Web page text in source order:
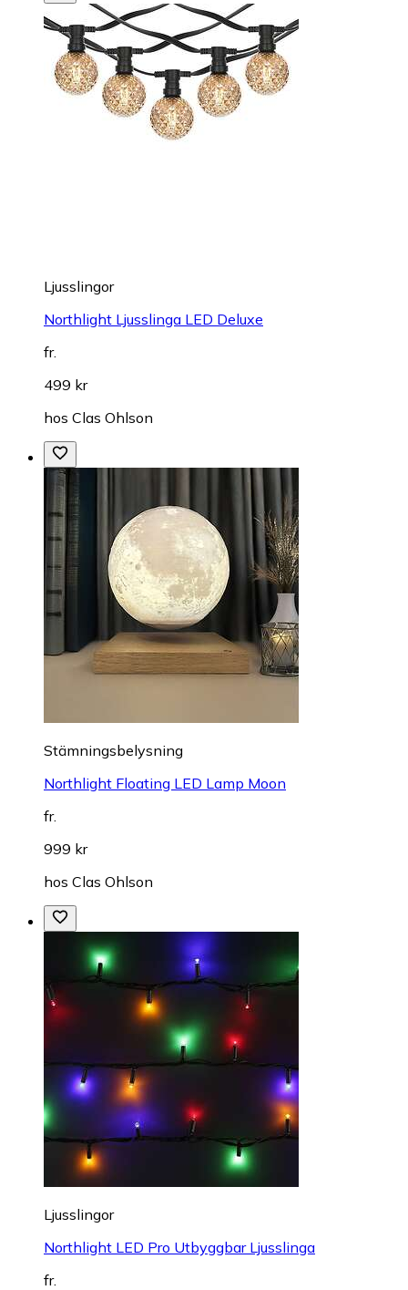
Ljusslingor
Northlight Ljusslinga LED Deluxe
fr.
499 kr
hos Clas Ohlson
Stämningsbelysning
Northlight Floating LED Lamp Moon
fr.
999 kr
hos Clas Ohlson
Ljusslingor
Northlight LED Pro Utbyggbar Ljusslinga
fr.